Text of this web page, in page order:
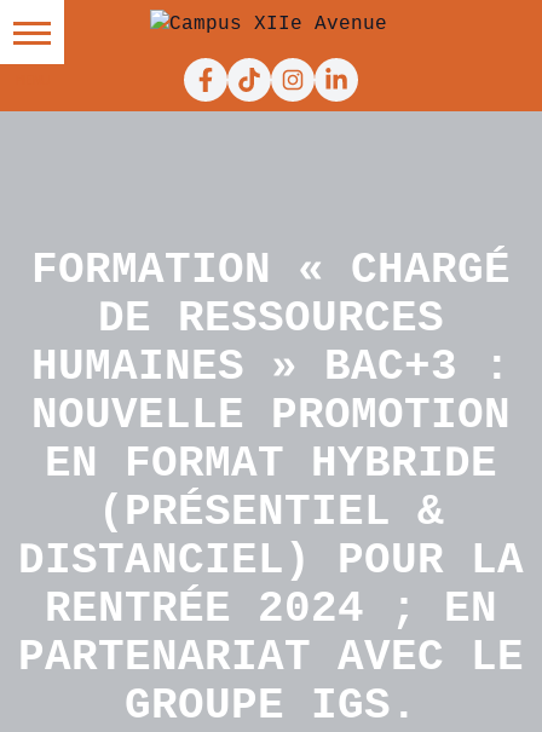
Facebook
TiktokInstagram
Linkedin
FORMATION « CHARGÉ
DE RESSOURCES
HUMAINES » BAC+3 :
NOUVELLE PROMOTION
EN FORMAT HYBRIDE
(PRÉSENTIEL &
DISTANCIEL) POUR LA
RENTRÉE 2024 ; EN
PARTENARIAT AVEC LE
GROUPE IGS.